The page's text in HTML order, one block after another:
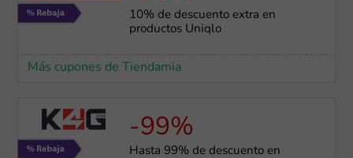
10% de descuento extra en
productos Uniqlo
Más cupones de Tiendamia
-99%
Hasta 99% de descuento en